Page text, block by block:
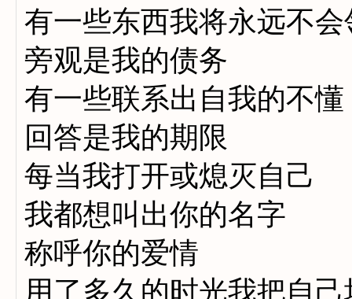
有一些东西我将永远不会
旁观是我的债务
有一些联系出自我的不懂
回答是我的期限
每当我打开或熄灭自己
我都想叫出你的名字
称呼你的爱情
用了多久的时光我把自